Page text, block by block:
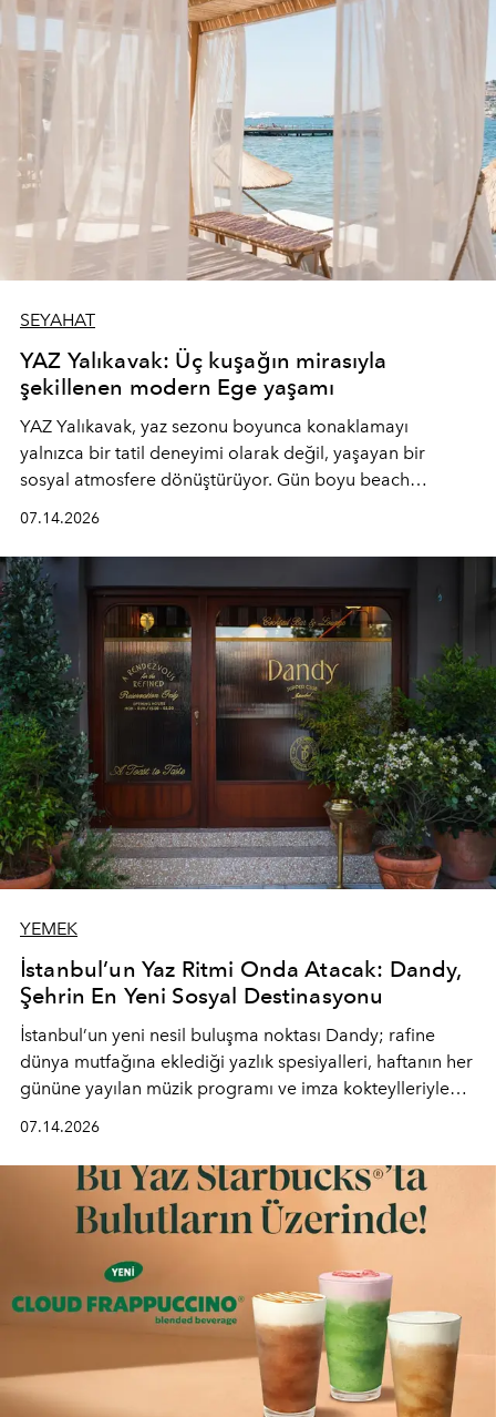
SEYAHAT
YAZ Yalıkavak: Üç kuşağın mirasıyla
şekillenen modern Ege yaşamı
YAZ Yalıkavak, yaz sezonu boyunca konaklamayı
yalnızca bir tatil deneyimi olarak değil, yaşayan bir
sosyal atmosfere dönüştürüyor. Gün boyu beach
mutfağını modern dokunuşlarla müzikle buluşturan
tematik gastronomi geceleri misafirlerle buluşuyor.
Paylaşıma, lezzete ve müziğe odaklanan bu özel
akşamlar, YAZ’ın sade lüks anlayışını gün batımından
geceye taşıyarak her hafta farklı bir deneyim sunuyor.
07.14.2026
YEMEK
İstanbul’un Yaz Ritmi Onda Atacak: Dandy,
Şehrin En Yeni Sosyal Destinasyonu
İstanbul’un yeni nesil buluşma noktası Dandy; rafine
dünya mutfağına eklediği yazlık spesiyalleri, haftanın her
gününe yayılan müzik programı ve imza kokteylleriyle
lüks" anlayışıyla buluşturan mekan; gurme lezzetleri, iyi
müziği ve açık havadaki özel puro alanını tek bir çatı
altında sunuyor.
07.14.2026